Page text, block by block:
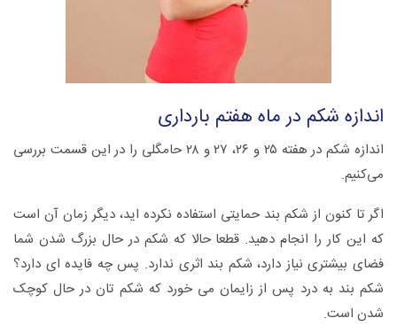
اندازه شکم در ماه هفتم بارداری
اندازه شکم در هفته ۲۵ و ۲۶، ۲۷ و ۲۸ حامگلی را در این قسمت بررسی
می‌کنیم.
اگر تا کنون از شکم بند حمایتی استفاده نکرده اید، دیگر زمان آن است
که این کار را انجام دهید. قطعا حالا که شکم در حال بزرگ شدن شما
فضای بیشتری نیاز دارد، شکم بند اثری ندارد. پس چه فایده ای دارد؟
شکم بند به درد پس از زایمان می خورد که شکم تان در حال کوچک
شدن است.